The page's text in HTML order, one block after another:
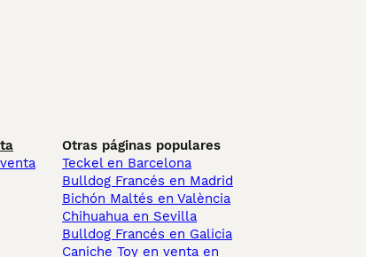
Otras páginas populares
Teckel en Barcelona
Bulldog Francés en Madrid
Bichón Maltés en València
Chihuahua en Sevilla
Bulldog Francés en Galicia
Caniche Toy en venta en